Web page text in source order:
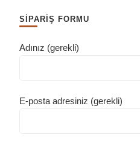
SİPARİŞ FORMU
Adınız (gerekli)
E-posta adresiniz (gerekli)